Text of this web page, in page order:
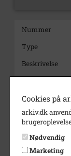
Nummer
Type
Beskrivelse
Årstal
Fotograf
Størrelse
Se på kort
Cookies på
arkiv.dk
Nødvendig
Marketing